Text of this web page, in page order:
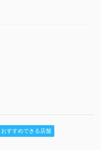
すすめできる店舗